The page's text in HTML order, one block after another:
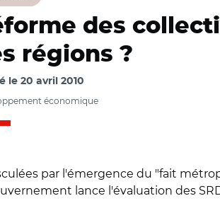
des
régions ?
le 20 avril 2010
économique
par l'émergence du "fait
lance l'évaluation des